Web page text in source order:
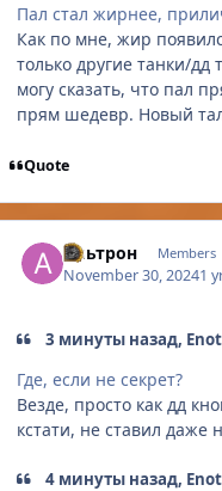
Пал стал жирнее,
Как по мне, жир
только другие танки/
могу сказать, что пал
прям шедевр. Новый
Quote
Альтрон Members
November 30, 20241
3 минуты назад,
Где, если не секрет?
Везде, просто как дд
кстати, не ставил даже
4 минуты назад,